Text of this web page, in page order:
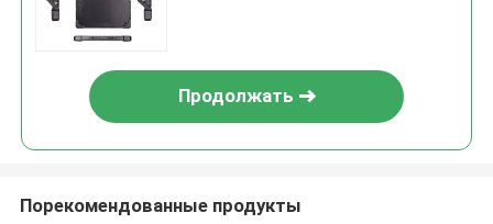
Продолжать
Порекомендованные продукты